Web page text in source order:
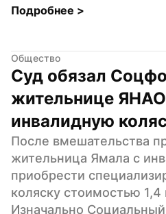
Подробнее >
Общество
Суд обязал
жительнице
инвалидную
После вмешательства
жительница Ямала с
приобрести
коляску стоимостью
Изначально